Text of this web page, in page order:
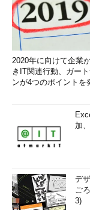
2020年に向けて企業
きIT関連行動、ガー
ンが4つのポイントを
加
デ
ご
3)